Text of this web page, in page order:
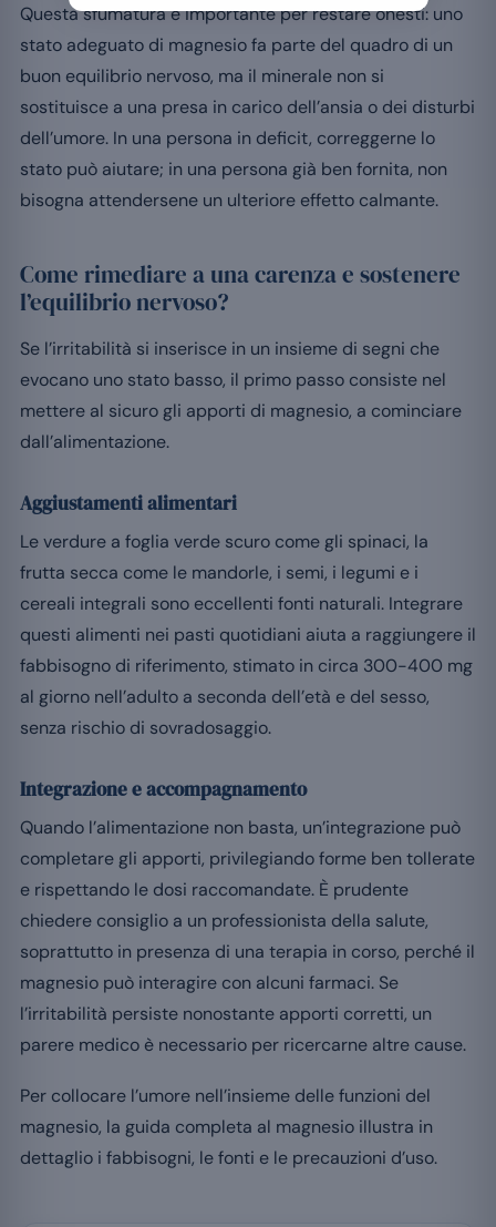
Questa sfumatura è importante per restare onesti: uno
stato adeguato di magnesio fa parte del quadro di un
buon equilibrio nervoso, ma il minerale non si
sostituisce a una presa in carico dell’ansia o dei disturbi
dell’umore. In una persona in deficit, correggerne lo
stato può aiutare; in una persona già ben fornita, non
bisogna attendersene un ulteriore effetto calmante.
Come rimediare a una carenza e sostenere
l’equilibrio nervoso?
Se l’irritabilità si inserisce in un insieme di segni che
evocano uno stato basso, il primo passo consiste nel
mettere al sicuro gli apporti di magnesio, a cominciare
dall’alimentazione.
Aggiustamenti alimentari
Le verdure a foglia verde scuro come gli spinaci, la
frutta secca come le mandorle, i semi, i legumi e i
cereali integrali sono eccellenti fonti naturali. Integrare
questi alimenti nei pasti quotidiani aiuta a raggiungere il
fabbisogno di riferimento, stimato in circa 300-400 mg
al giorno nell’adulto a seconda dell’età e del sesso,
senza rischio di sovradosaggio.
Integrazione e accompagnamento
Quando l’alimentazione non basta, un’integrazione può
completare gli apporti, privilegiando forme ben tollerate
e rispettando le dosi raccomandate. È prudente
chiedere consiglio a un professionista della salute,
soprattutto in presenza di una terapia in corso, perché il
magnesio può interagire con alcuni farmaci. Se
l’irritabilità persiste nonostante apporti corretti, un
parere medico è necessario per ricercarne altre cause.
Per collocare l’umore nell’insieme delle funzioni del
magnesio, la guida completa al magnesio illustra in
dettaglio i fabbisogni, le fonti e le precauzioni d’uso.